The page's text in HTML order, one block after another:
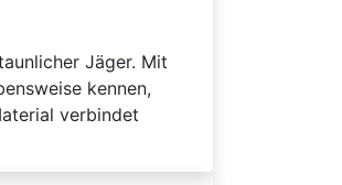
Jäger. Mit
kennen,
verbindet